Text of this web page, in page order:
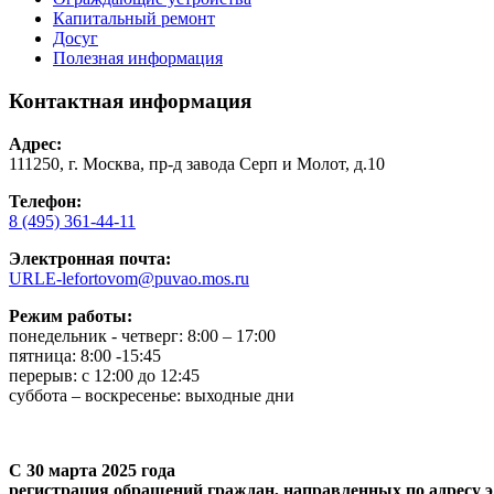
Капитальный ремонт
Досуг
Полезная информация
Контактная информация
Адрес:
111250, г. Москва, пр-д завода Серп и Молот, д.10
Телефон:
8 (495) 361-44-11
Электронная почта:
URLE-lefortovom@puvao.mos.ru
Режим работы:
понедельник - четверг: 8:00 – 17:00
пятница: 8:00 -15:45
перерыв: с 12:00 до 12:45
суббота – воскресенье: выходные дни
С 30 марта 2025 года
регистрация обращений граждан, направленных по